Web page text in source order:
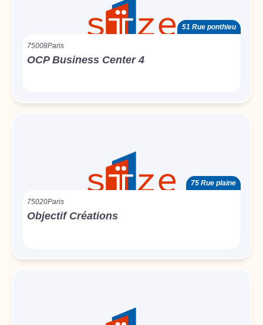
51 Rue ponthieu
75008Paris
OCP Business Center 4
75 Rue plaine
75020Paris
Objectif Créations